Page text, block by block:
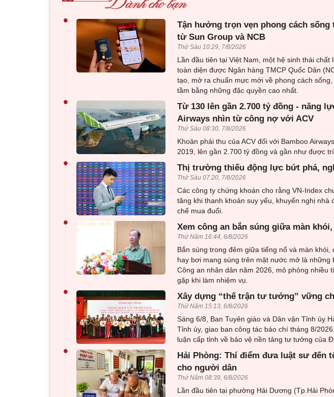
•
Tận hưởng trọn vẹn phong cách
từ Sun Group và NCB
Thứ Sáu 10:29, 7/8/2026
Lần đầu tiên tại Việt Nam, một hệ sinh thái
toàn diện được Ngân hàng TMCP Quốc Dân
tạo, mở ra chuẩn mực mới về phong cách
tầm bằng những đặc quyền cao nhất.
•
Từ 130 lên gần 2.700 tỷ đồng - năng
Airways nhìn từ công nợ với ACV
Thứ Sáu 08:30, 7/8/2026
Khoản phải thu của ACV đối với Bamboo
2019, lên gần 2.700 tỷ đồng và gần như được
• Thị trường thiếu động lực bứt phá,
Thứ Sáu 07:20, 7/8/2026
Các công ty chứng khoán cho rằng VN-Index
tăng khi thanh khoản suy yếu, khuyến nghị nhà
chế mua đuổi.
• Xem công an bắn súng giữa màn
Thứ Năm 16:44, 6/8/2026
Bắn súng trong đêm giữa tiếng nổ và màn
hay bơi mang súng trên mặt nước mở là những
Công an nhân dân năm 2026, mô phỏng nhiều
gặp khi làm nhiệm vụ.
• Xây dựng “thế trận tư tưởng” vững
Thứ Năm 15:13, 6/8/2026
Sáng 6/8, Ban Tuyên giáo và Dân vận Tỉnh ủy
Tỉnh ủy, giao ban công tác báo chí tháng 8/
luận cấp tỉnh về bảo vệ nền tảng tư tưởng của
•
Hải Phòng: Thí điểm đưa luật sư đến
cho người dân
Thứ Năm 08:39, 6/8/2026
Lần đầu tiên tại phường Hải Dương (Tp.Hải